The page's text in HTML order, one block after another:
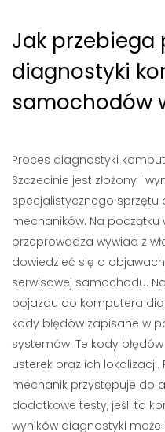
Jak przebiega
diagnostyki
samochodów
Proces diagnostyki
Szczecinie jest złożony i
specjalistycznego sprzętu
mechaników. Na
przeprowadza wywiad z
dowiedzieć się o
serwisowej samochodu.
pojazdu do komputera
kody błędów zapisane w
systemów. Te kody
usterek oraz ich
mechanik przystępuje do
dodatkowe testy, jeśli to
wyników diagnostyki